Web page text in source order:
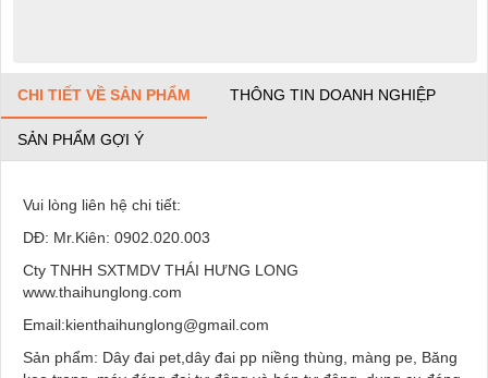
CHI TIẾT VỀ SẢN PHẨM THÔNG TIN DOANH NGHIỆP
SẢN PHẨM GỢI Ý
Vui lòng liên hệ chi tiết:
DĐ: Mr.Kiên: 0902.020.003
Cty TNHH SXTMDV THÁI HƯNG LONG
www.thaihunglong.com
Email:kienthaihunglong@gmail.com
Sản phẩm: Dây đai pet,dây đai pp niềng thùng, màng pe, Băng